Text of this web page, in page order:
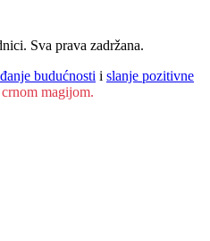
Sva prava zadržana.
budućnosti i slanje pozitivne
magijom.